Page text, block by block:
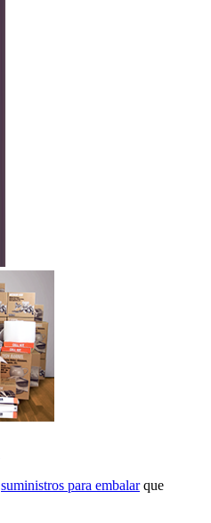
suministros para embalarque